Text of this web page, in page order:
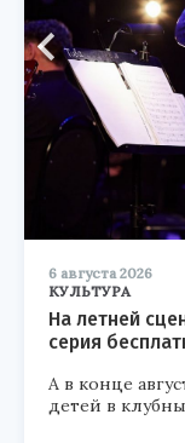
6 августа 2026
КУЛЬТУРА
На летней
серия
А в конце
детей в